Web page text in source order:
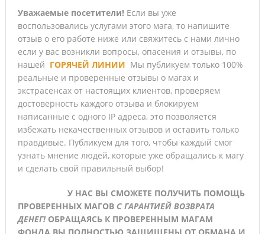
Уважаемые посетители! Если вы уже
воспользовались услугами этого мага, то напишите
отзыв о его работе ниже или свяжитесь с нами лично
если у вас возникли вопросы, опасения и отзывы, по
нашей ГОРЯЧЕЙ ЛИНИИ Мы публикуем только 100%
реальные и проверенные отзывы о магах и
экстрасенсах от настоящих клиентов, проверяем
достоверность каждого отзыва и блокируем
написанные с одного IP адреса, это позволяется
избежать некачественных отзывов и оставить только
правдивые. Публикуем для того, чтобы каждый смог
узнать мнение людей, которые уже обращались к магу
и сделать свой правильный выбор!
У НАС ВЫ СМОЖЕТЕ ПОЛУЧИТЬ ПОМОЩЬ
ПРОВЕРЕННЫХ МАГОВ С ГАРАНТИЕЙ ВОЗВРАТА
ДЕНЕГ! ОБРАЩАЯСЬ К ПРОВЕРЕННЫМ МАГАМ